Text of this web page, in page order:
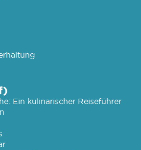
Ein kulinarischer Reiseführer